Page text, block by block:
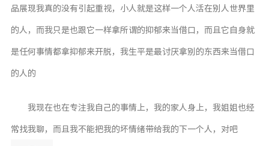
品展现我真的没有引起重视，小人就是这样一个人活在别人世界里
的人，而我只是也跟它一样拿所谓的抑郁来当借口，而且它自身就
是任何事情都拿抑郁来开脱，我生平是最讨厌拿别的东西来当借口
的人的
我现在也在专注我自己的事情上，我的家人身上，我姐姐也经
常找我聊，而且我不能把我的坏情绪带给我的下一个人，对吧